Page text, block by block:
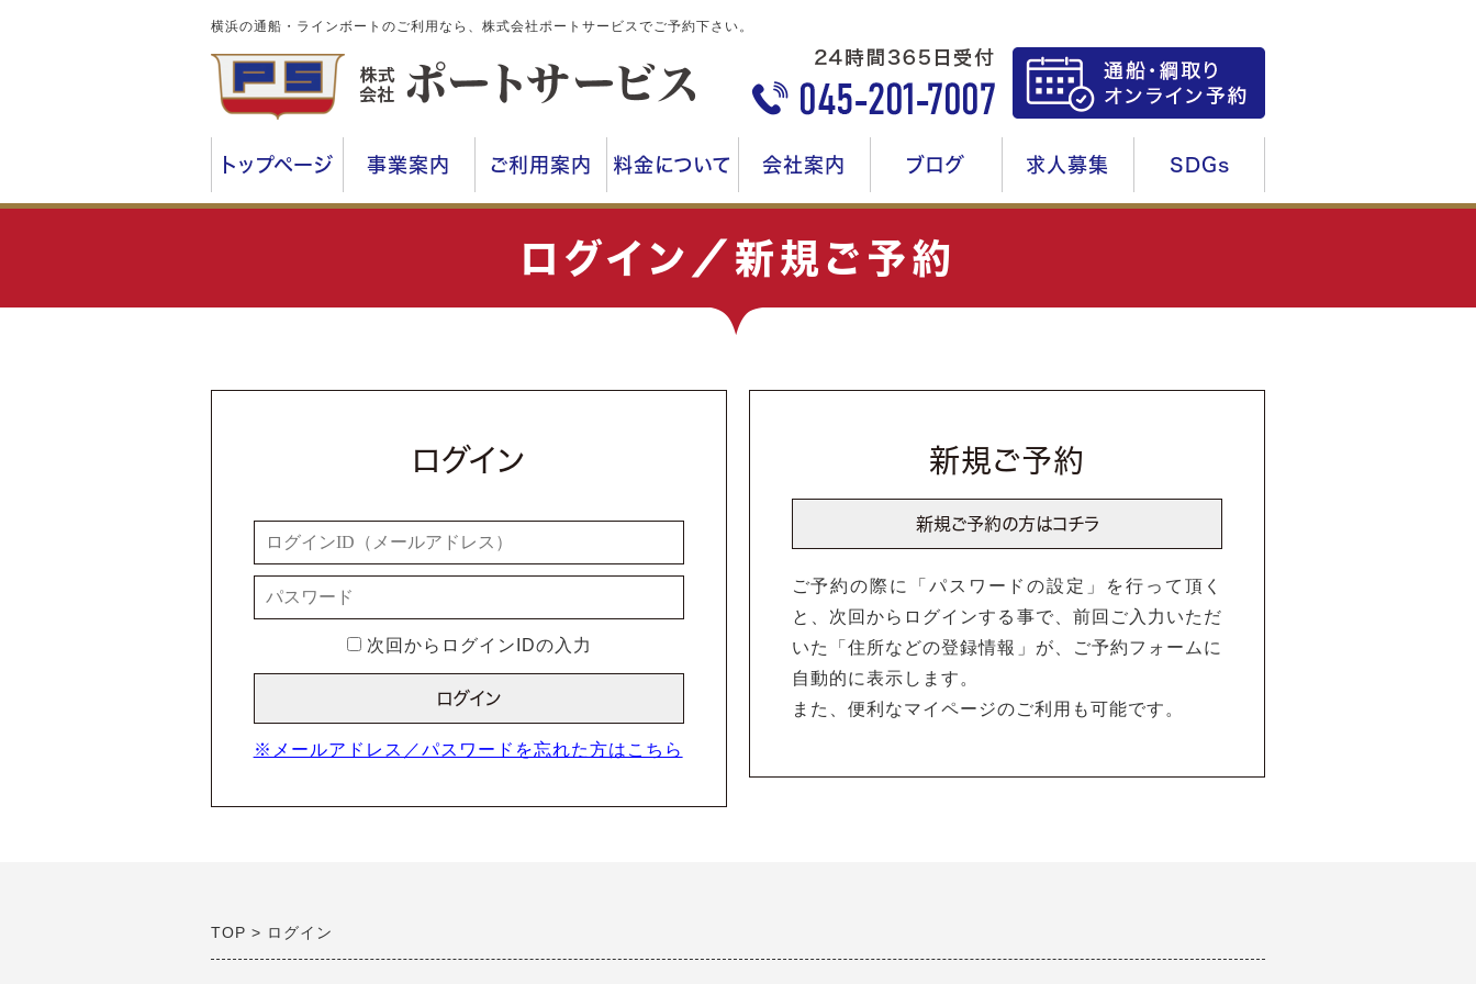
横浜の通船・ラインボートのご利用なら、株式会社ポートサービスでご予約下さい。
トップページ 事業案内 ご利用案内 料金について 会社案内 ブログ 求人募集 SDGs
ログイン／新規ご予約
ログイン
次回からログインIDの入力
※メールアドレス／パスワードを忘れた方はこちら
新規ご予約
ご予約の際に「パスワードの設定」を行って頂く
と、次回からログインする事で、前回ご入力いただ
いた「住所などの登録情報」が、ご予約フォームに
自動的に表示します。
また、便利なマイページのご利用も可能です。
TOP ログイン